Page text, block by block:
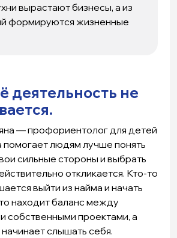
вырастают бизнесы, а из
формируются жизненные
деятельность не
— профориентолог для детей
помогает людям лучше понять
сильные стороны и выбрать
откликается. Кто-то
выйти из найма и начать
находит баланс между
собственными проектами, а
слышать себя.